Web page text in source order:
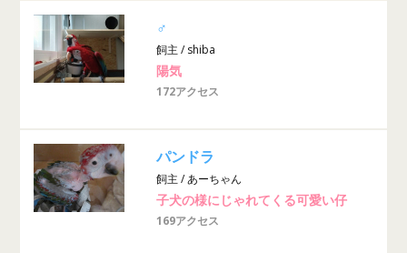
♂
飼主 / shiba
陽気
172アクセス
パンドラ
飼主 / あーちゃん
子犬の様にじゃれてくる可愛い仔
169アクセス